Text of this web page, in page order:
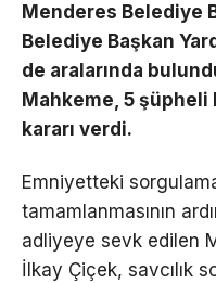
Menderes Belediye
Belediye Başkan
de aralarında
Mahkeme, 5 şüpheli
kararı verdi.
Emniyetteki
tamamlanmasının
adliyeye sevk edilen
İlkay Çiçek, savcılık